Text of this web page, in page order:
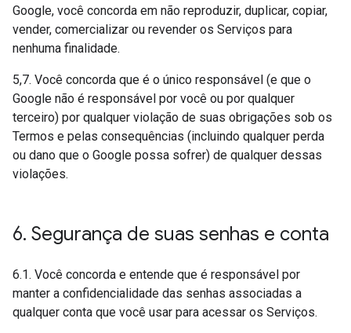
Google, você concorda em não reproduzir, duplicar, copiar,
vender, comercializar ou revender os Serviços para
nenhuma finalidade.
5,7. Você concorda que é o único responsável (e que o
Google não é responsável por você ou por qualquer
terceiro) por qualquer violação de suas obrigações sob os
Termos e pelas consequências (incluindo qualquer perda
ou dano que o Google possa sofrer) de qualquer dessas
violações.
6. Segurança de suas senhas e conta
6.1. Você concorda e entende que é responsável por
manter a confidencialidade das senhas associadas a
qualquer conta que você usar para acessar os Serviços.